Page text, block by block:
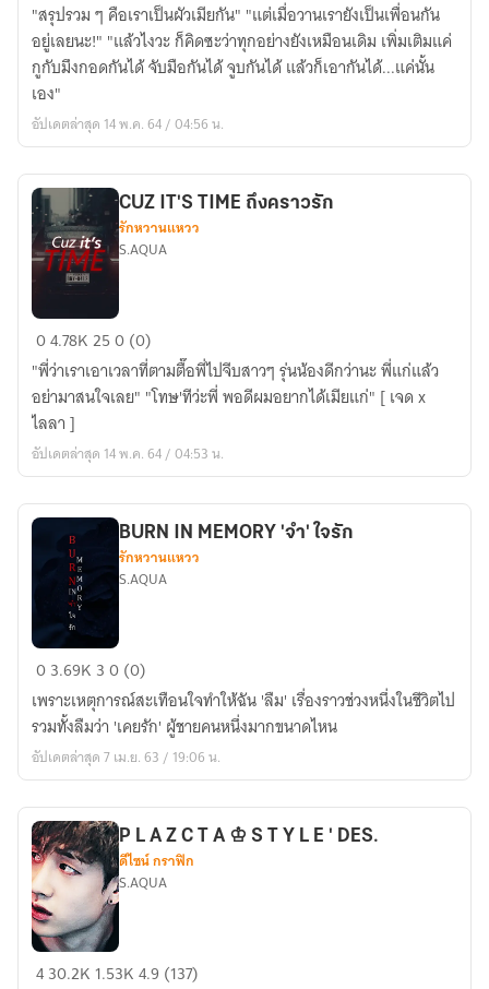
HOT
โหด
หวง
รัก
"สรุปรวม ๆ คือเราเป็นผัวเมียกัน" "แต่เมื่อวานเรายังเป็นเพื่อนกัน
อยู่เลยนะ!" "แล้วไงวะ ก็คิดซะว่าทุกอย่างยังเหมือนเดิม เพิ่มเติมแค่
กูกับมึงกอดกันได้ จับมือกันได้ จูบกันได้ แล้วก็เอากันได้...แค่นั้น
เอง"
อัปเดตล่าสุด 14 พ.ค. 64 / 04:56 น.
CUZ
IT'S
TIME
ถึง
คราว
รัก
CUZ IT'S TIME ถึงคราวรัก
รักหวานแหวว
S.AQUA
04.78K250 (0)
"พี่ว่าเราเอาเวลาที่ตามตื๊อพี่ไปจีบสาวๆ รุ่นน้องดีกว่านะ พี่แก่แล้ว
อย่ามาสนใจเลย" "โทษ'ทีว่ะพี่ พอดีผมอยากได้เมียแก่" [ เจด x
ไลลา ]
อัปเดตล่าสุด 14 พ.ค. 64 / 04:53 น.
BURN
MEMORY
'จำ'
ใจ
BURN IN MEMORY 'จำ' ใจรัก
รักหวานแหวว
S.AQUA
03.69K 30 (0)
เพราะเหตุการณ์สะเทือนใจทำให้ฉัน 'ลืม' เรื่องราวช่วงหนึ่งในชีวิตไป
รวมทั้งลืมว่า 'เคยรัก' ผู้ชายคนหนึ่งมากขนาดไหน
อัปเดตล่าสุด 7 เม.ย. 63 / 19:06 น.
P
P L A Z C T A ♔ S T Y L E ' DES.
ดีไซน์ กราฟิก
S.AQUA
430.2K 1.53K4.9 (137)